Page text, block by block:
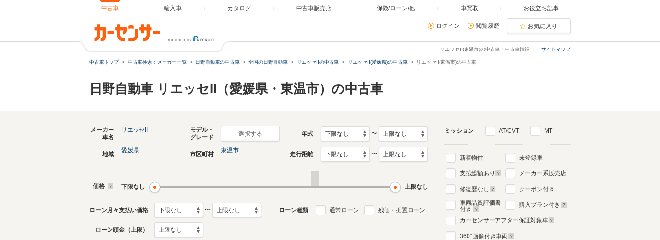
中古車 輸入車 カタログ 中古車販売店 保険/ローン/他 車買取 お役立ち記事
ログイン 閲覧履歴 お気に入り
サイトマップ
リエッセII(東温市)の中古車・中古車情報
中古車トップ 中古車検索：メーカー一覧 日野自動車の中古車 全国の日野自動車 リエッセIIの中古車 リエッセII(愛媛県)の中古車 リエッセII(東温市)の中古車
日野自動車 リエッセII（愛媛県・東温市）の中古車
メーカー
車名
リエッセII
モデル・
グレード
選択する 年式 〜
地域
愛媛県
市区町村
東温市
走行距離 〜
価格 下限なし 上限なし
ローン月々支払い価格 〜 ローン種類 通常ローン 残価・据置ローン
ローン頭金（上限）
ミッション AT/CVT MT
新着物件
支払総額あり
修復歴なし
車両品質評価書
付き
未登録車
メーカー系販売店
クーポン付き
購入プラン付き
カーセンサーアフター保証対象車
360°画像付き車両